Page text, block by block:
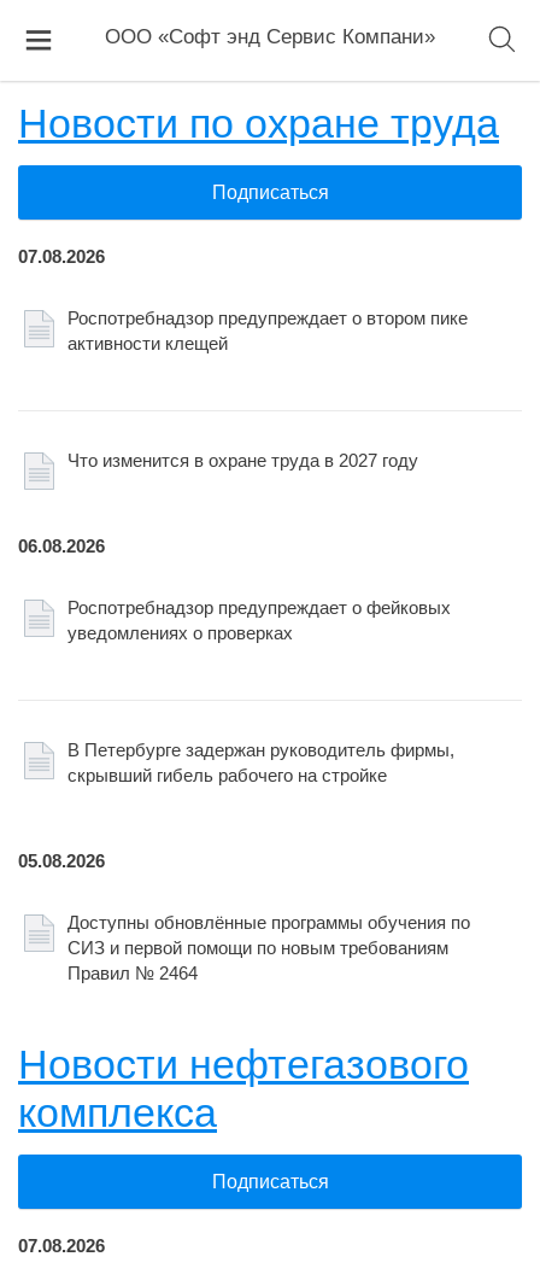
ООО «Софт энд Сервис Компани»
Новости по охране труда
Подписаться
07.08.2026
Роспотребнадзор предупреждает о втором пике
активности клещей
Что изменится в охране труда в 2027 году
06.08.2026
Роспотребнадзор предупреждает о фейковых
уведомлениях о проверках
В Петербурге задержан руководитель фирмы,
скрывший гибель рабочего на стройке
05.08.2026
Доступны обновлённые программы обучения по
СИЗ и первой помощи по новым требованиям
Правил № 2464
Новости нефтегазового
комплекса
Подписаться
07.08.2026